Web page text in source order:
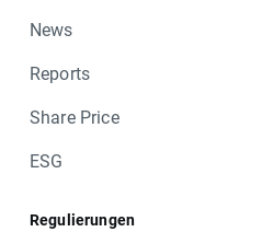
News
Reports
Share Price
ESG
Regulierungen